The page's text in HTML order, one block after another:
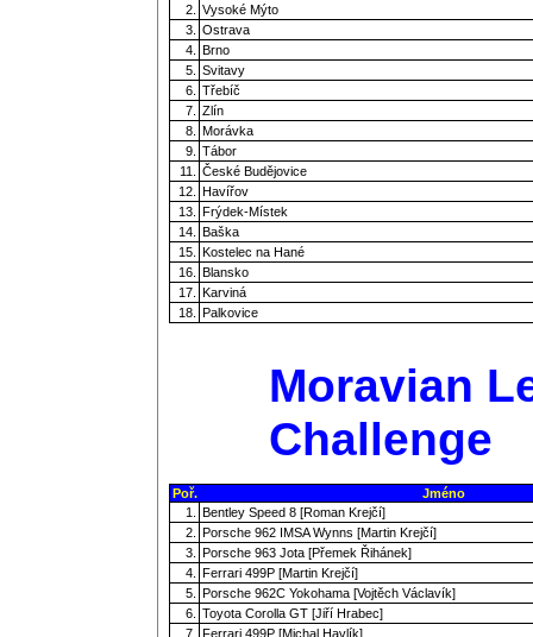
2.
Vysoké Mýto
3.
Ostrava
4.
Brno
5.
Svitavy
6.
Třebíč
7.
Zlín
8.
Morávka
9.
Tábor
11.
České Budějovice
12.
Havířov
13.
Frýdek-Místek
14.
Baška
15.
Kostelec na Hané
16.
Blansko
17.
Karviná
18.
Palkovice
Moravian
Challenge
Poř.
Jméno
1.
Bentley Speed 8 [Roman Krejčí]
2.
Porsche 962 IMSA Wynns [Martin Krejčí]
3.
Porsche 963 Jota [Přemek Řihánek]
4.
Ferrari 499P [Martin Krejčí]
5.
Porsche 962C Yokohama [Vojtěch Václavík]
6.
Toyota Corolla GT [Jiří Hrabec]
7.
Ferrari 499P [Michal Havlík]